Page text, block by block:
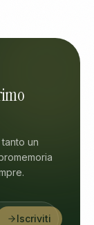
un
Iscriviti